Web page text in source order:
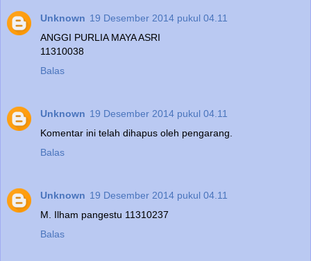
Unknown 19 Desember 2014 pukul 04.11
ANGGI PURLIA MAYA ASRI
11310038
Balas
Unknown 19 Desember 2014 pukul 04.11
Komentar ini telah dihapus oleh pengarang.
Balas
Unknown 19 Desember 2014 pukul 04.11
M. Ilham pangestu 11310237
Balas